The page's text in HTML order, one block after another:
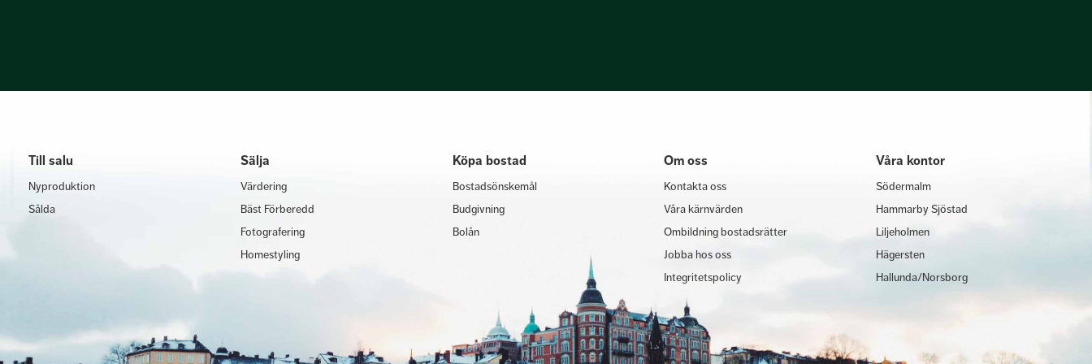
Till salu
Nyproduktion
Sålda
Sälja
Värdering
Bäst Förberedd
Fotografering
Homestyling
Köpa bostad
Bostadsönskemål
Budgivning
Bolån
Om oss
Kontakta oss
Våra kärnvärden
Ombildning bostadsrätter
Jobba hos oss
Integritetspolicy
Våra kontor
Södermalm
Hammarby Sjöstad
Liljeholmen
Hägersten
Hallunda/Norsborg